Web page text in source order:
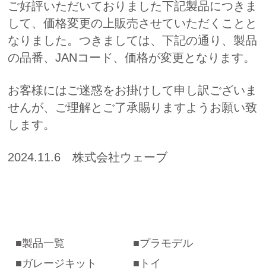
ご好評いただいておりました下記製品につきま
して、価格変更の上販売させていただくことと
なりました。つきましては、下記の通り、製品
の品番、JANコード、価格が変更となります。
お客様にはご迷惑をお掛けして申し訳ございま
せんが、ご理解とご了承賜りますようお願い致
します。
2024.11.6 株式会社ウェーブ
製品一覧
プラモデル
ガレージキット
トイ